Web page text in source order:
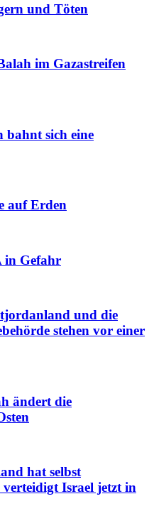
und Töten
im Gazastreifen
sich eine
auf Erden
in Gefahr
und die
stehen vor einer
ändert die
hat selbst
Israel jetzt in